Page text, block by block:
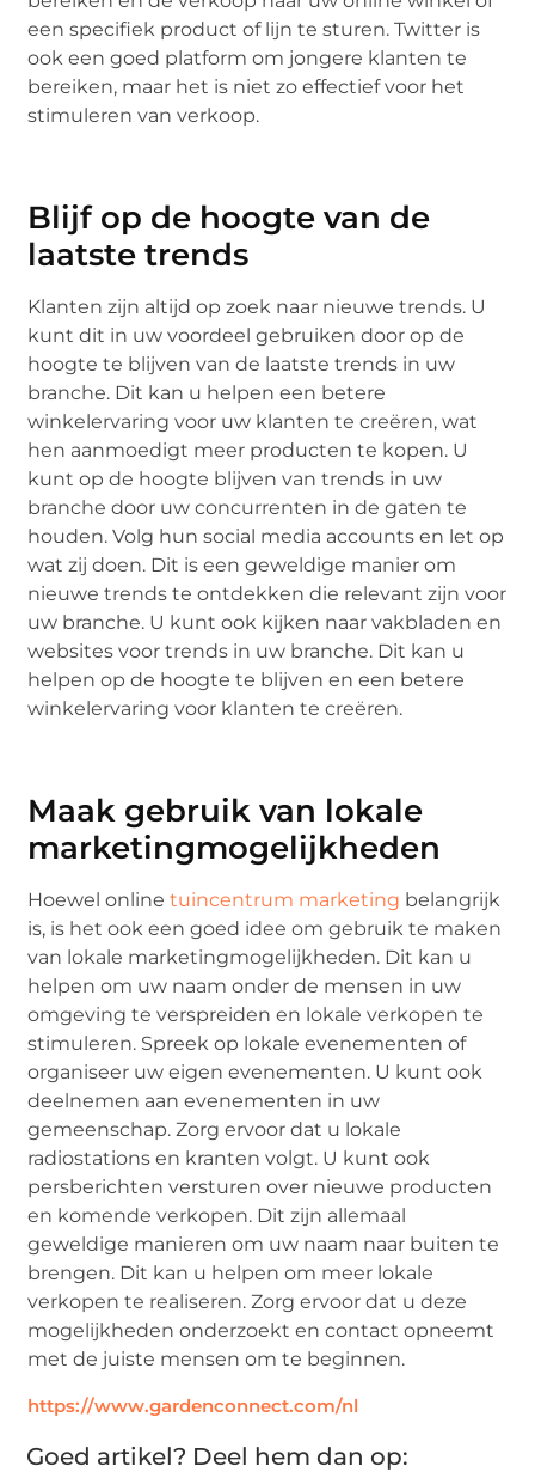
een specifiek product of lijn te sturen. Twitter is
ook een goed platform om jongere klanten te
bereiken, maar het is niet zo effectief voor het
stimuleren van verkoop.
Blijf op de hoogte van de
laatste trends
Klanten zijn altijd op zoek naar nieuwe trends. U
kunt dit in uw voordeel gebruiken door op de
hoogte te blijven van de laatste trends in uw
branche. Dit kan u helpen een betere
winkelervaring voor uw klanten te creëren, wat
hen aanmoedigt meer producten te kopen. U
kunt op de hoogte blijven van trends in uw
branche door uw concurrenten in de gaten te
houden. Volg hun social media accounts en let op
wat zij doen. Dit is een geweldige manier om
nieuwe trends te ontdekken die relevant zijn voor
uw branche. U kunt ook kijken naar vakbladen en
websites voor trends in uw branche. Dit kan u
helpen op de hoogte te blijven en een betere
winkelervaring voor klanten te creëren.
Maak gebruik van lokale
marketingmogelijkheden
Hoewel onlinetuincentrum marketing belangrijk
is, is het ook een goed idee om gebruik te maken
van lokale marketingmogelijkheden. Dit kan u
helpen om uw naam onder de mensen in uw
omgeving te verspreiden en lokale verkopen te
stimuleren. Spreek op lokale evenementen of
organiseer uw eigen evenementen. U kunt ook
deelnemen aan evenementen in uw
gemeenschap. Zorg ervoor dat u lokale
radiostations en kranten volgt. U kunt ook
persberichten versturen over nieuwe producten
en komende verkopen. Dit zijn allemaal
geweldige manieren om uw naam naar buiten te
brengen. Dit kan u helpen om meer lokale
verkopen te realiseren. Zorg ervoor dat u deze
mogelijkheden onderzoekt en contact opneemt
met de juiste mensen om te beginnen.
https://www.gardenconnect.com/nl
Goed artikel? Deel hem dan op: